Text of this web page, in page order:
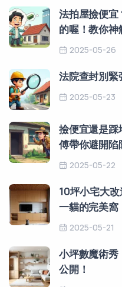
法拍屋撿便宜
的喔！教你神
2025-05-26
法院查封別緊
2025-05-23
撿便宜還是
傅帶你避開陷
2025-05-22
10坪小宅大
一貓的完美窩
2025-05-21
小坪數魔術
公開！